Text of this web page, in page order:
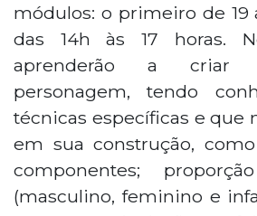
módulos: o primeiro de 19
das 14h às 17 horas.
aprenderão a criar
personagem, tendo
técnicas específicas e que
em sua construção,
componentes;
(masculino, feminino e